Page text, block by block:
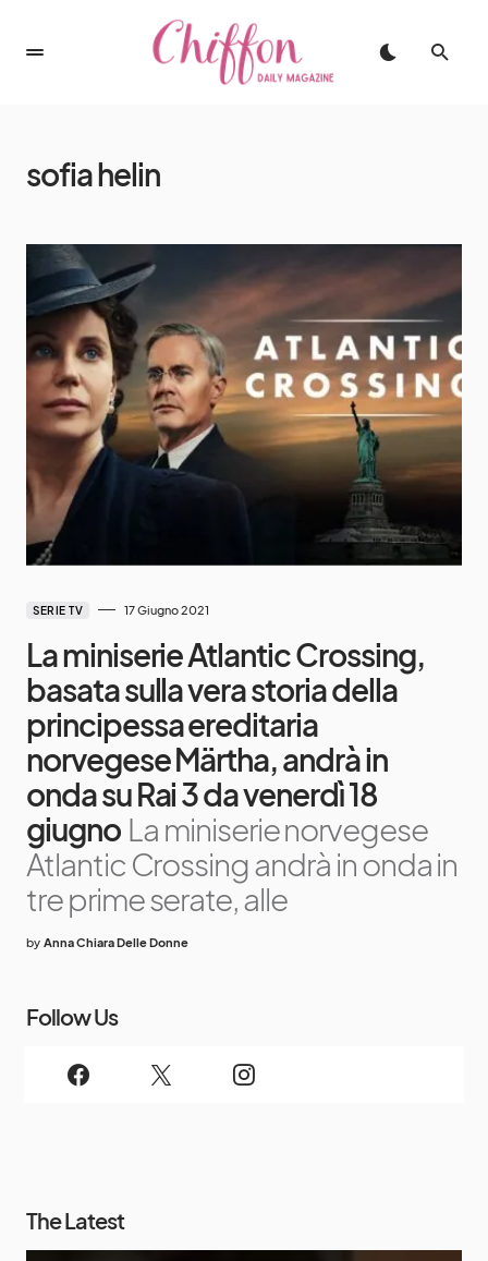
sofia helin
SERIE TV 17 Giugno 2021
La miniserie Atlantic Crossing,
basata sulla vera storia della
principessa ereditaria
norvegese Märtha, andrà in
onda su Rai 3 da venerdì 18
giugno La miniserie norvegese
Atlantic Crossing andrà in onda in
tre prime serate, alle
by Anna Chiara Delle Donne
Follow Us
The Latest